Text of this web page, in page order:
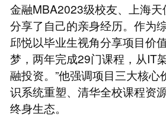
金融MBA2023级校友、上海
分享了自己的亲身经历。作为
邱悦以毕业生视角分享项目价
梦，两年完成29门课程，从IT
融投资。”他强调项目三大核心
识系统重塑、清华全校课程资
终身生态。